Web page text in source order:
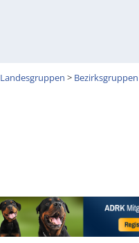
Landesgruppen > Bezirksgruppen